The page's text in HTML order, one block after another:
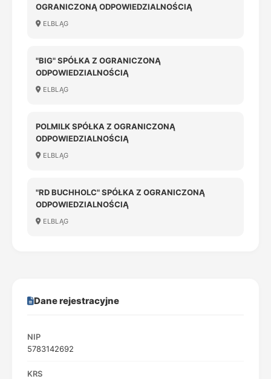
OGRANICZONĄ ODPOWIEDZIALNOŚCIĄ
ELBLĄG
"BIG" SPÓŁKA Z OGRANICZONĄ
ODPOWIEDZIALNOŚCIĄ
ELBLĄG
POLMILK SPÓŁKA Z OGRANICZONĄ
ODPOWIEDZIALNOŚCIĄ
ELBLĄG
"RD BUCHHOLC" SPÓŁKA Z OGRANICZONĄ
ODPOWIEDZIALNOŚCIĄ
ELBLĄG
Dane rejestracyjne
NIP
5783142692
KRS